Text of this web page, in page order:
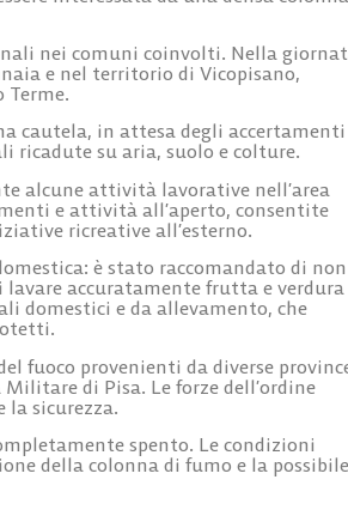
nei comuni coinvolti. Nella
e nel territorio di Vicopisano,
Terme.
cautela, in attesa degli accertamenti
ricadute su aria, suolo e colture.
alcune attività lavorative nell’area
e attività all’aperto, consentite
ricreative all’esterno.
è stato raccomandato di non
accuratamente frutta e verdura
domestici e da allevamento, che
fuoco provenienti da diverse
di Pisa. Le forze dell’ordine
la sicurezza.
spento. Le condizioni
della colonna di fumo e la possibile